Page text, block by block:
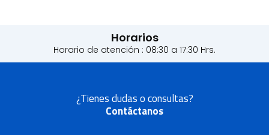
Horarios
Horario de atención : 08:30 a 17:30 Hrs.
¿Tienes dudas o consultas?
Contáctanos